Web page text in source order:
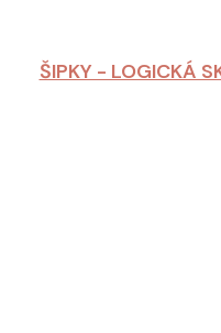
ŠIPKY - LOGICKÁ